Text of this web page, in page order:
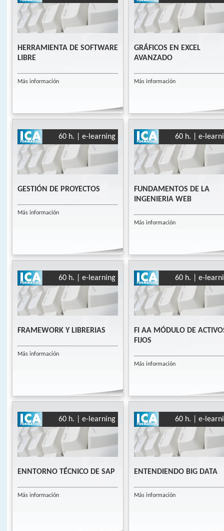
HERRAMIENTA DE SOFTWARE
LIBRE
Más información
GRÁFICOS EN EXCEL
AVANZADO
Más información
60 h. | e-learning
GESTIÓN DE PROYECTOS
Más información
60 h. | e-
FUNDAMENTOS DE LA
INGENIERIA WEB
Más información
60 h. | e-learning
FRAMEWORK Y LIBRERIAS
Más información
60 h. | e-
FI AA MÓDULO DE
FIJOS
Más información
60 h. | e-learning
ENNTORNO TÉCNICO DE SAP
Más información
60 h. | e-
ENTENDIENDO BIG DATA
Más información